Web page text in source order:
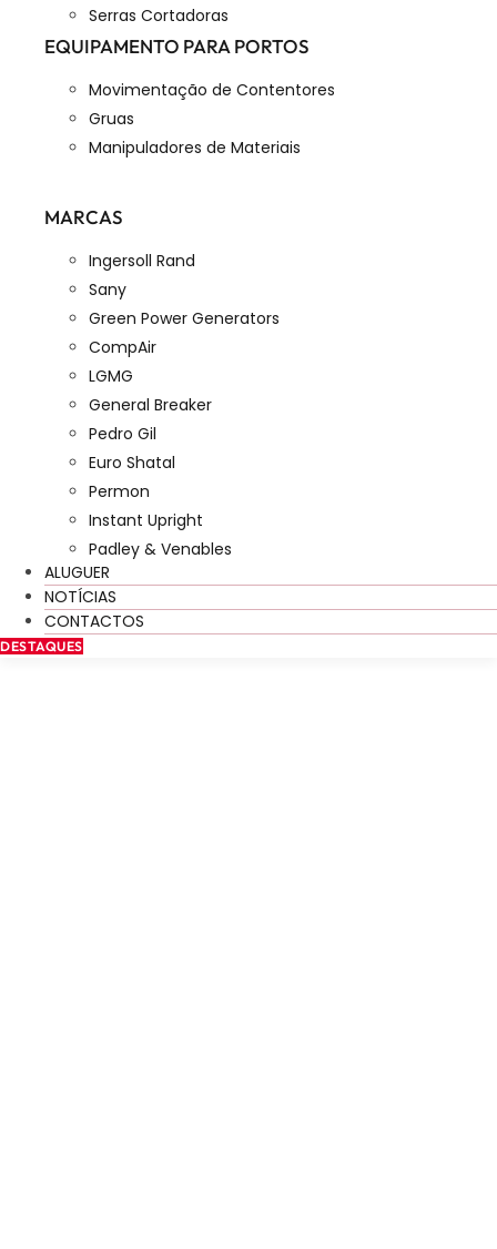
Serras Cortadoras
EQUIPAMENTO PARA PORTOS
Movimentação de Contentores
Gruas
Manipuladores de Materiais
MARCAS
Ingersoll Rand
Sany
Green Power Generators
CompAir
LGMG
General Breaker
Pedro Gil
Euro Shatal
Permon
Instant Upright
Padley & Venables
ALUGUER
NOTÍCIAS
CONTACTOS
DESTAQUES